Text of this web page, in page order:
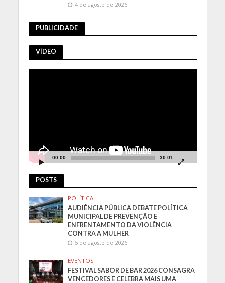
4 de agosto de 2026
PUBLICIDADE
VÍDEO
00:00 30:01
POSTS
POLÍTICA
AUDIÊNCIA PÚBLICA DEBATE POLÍTICA
MUNICIPAL DE PREVENÇÃO E
ENFRENTAMENTO DA VIOLÊNCIA
CONTRA A MULHER
5 de agosto de 2026
EVENTOS
FESTIVAL SABOR DE BAR 2026 CONSAGRA
VENCEDORES E CELEBRA MAIS UMA